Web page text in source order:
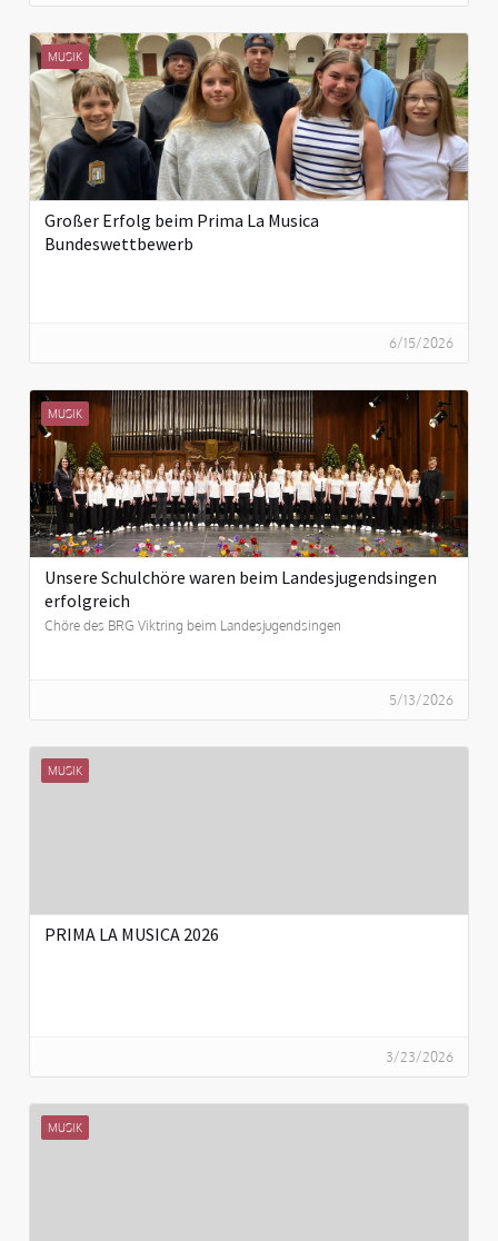
MUSIK
Großer Erfolg beim Prima La Musica
Bundeswettbewerb
6/15/2026
MUSIK
Unsere Schulchöre waren beim Landesjugendsingen
erfolgreich
Chöre des BRG Viktring beim Landesjugendsingen
5/13/2026
MUSIK
PRIMA LA MUSICA 2026
3/23/2026
MUSIK